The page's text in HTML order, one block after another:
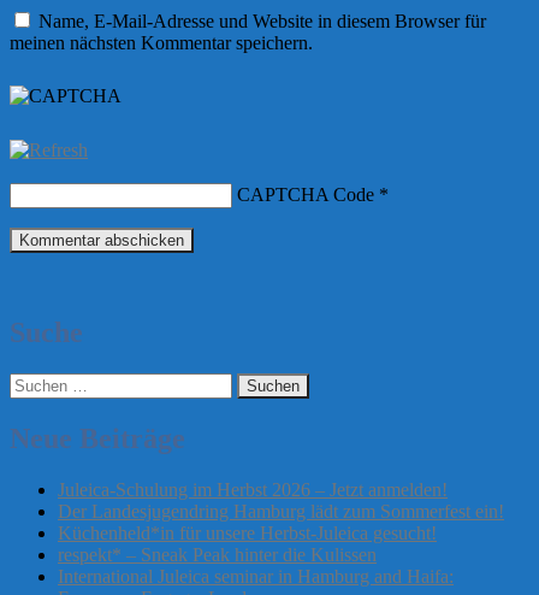
Name, E-Mail-Adresse und Website in diesem Browser für
meinen nächsten Kommentar speichern.
CAPTCHA Code *
Suche
Suchen
nach:
Neue Beiträge
Juleica-Schulung im Herbst 2026 – Jetzt anmelden!
Der Landesjugendring Hamburg lädt zum Sommerfest ein!
Küchenheld*in für unsere Herbst-Juleica gesucht!
respekt* – Sneak Peak hinter die Kulissen
International Juleica seminar in Hamburg and Haifa: